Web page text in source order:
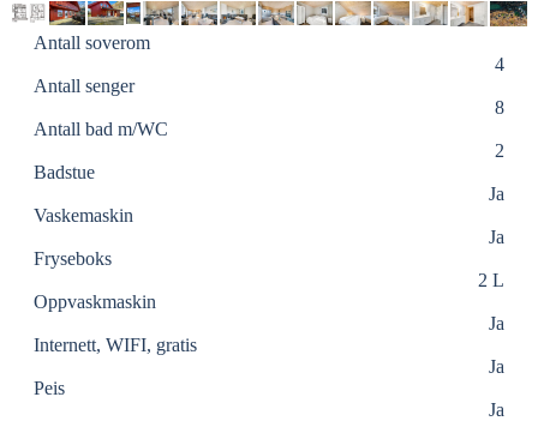
Antall soverom
4
Antall senger
8
Antall bad m/WC
2
Badstue
Ja
Vaskemaskin
Ja
Fryseboks
2 L
Oppvaskmaskin
Ja
Internett, WIFI, gratis
Ja
Peis
Ja